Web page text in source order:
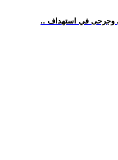
وجرحى في استهداف